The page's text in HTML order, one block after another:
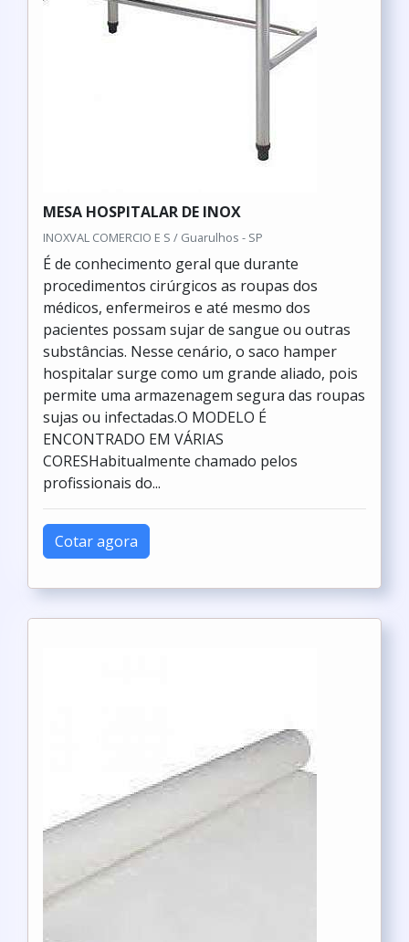
MESA HOSPITALAR DE INOX
INOXVAL COMERCIO E S / Guarulhos - SP
É de conhecimento geral que durante
procedimentos cirúrgicos as roupas dos
médicos, enfermeiros e até mesmo dos
pacientes possam sujar de sangue ou outras
substâncias. Nesse cenário, o saco hamper
hospitalar surge como um grande aliado, pois
permite uma armazenagem segura das roupas
sujas ou infectadas.O MODELO É
ENCONTRADO EM VÁRIAS
CORESHabitualmente chamado pelos
profissionais do...
Cotar agora